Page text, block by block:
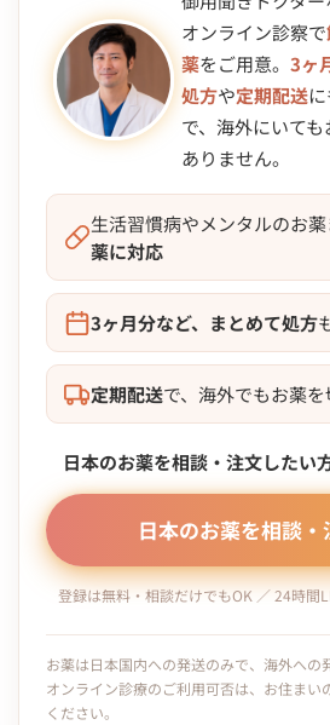
オンライン診察で
薬をご用意。 3ヶ
処方や定期配送
で、海外にいて
ありません。
生活習慣病やメンタルのお薬
薬に対応
3ヶ月分など、まとめて処方
定期配送で、海外でもお薬
日本のお薬を相談・注文したい
日本のお薬を相談・
登録は無料・相談だけでもOK ／ 24時間
お薬は日本国内への発送のみで、海外への
オンライン診療のご利用可否は、お住まい
ください。